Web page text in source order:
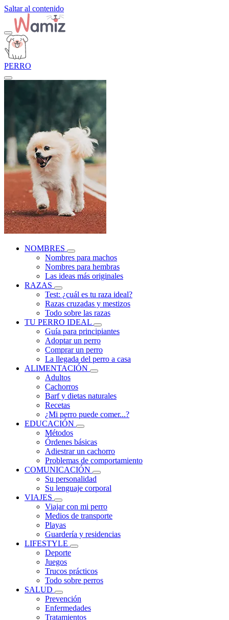
Saltar al contenido
PERRO
NOMBRES
Nombres para machos
Nombres para hembras
Las ideas más originales
RAZAS
Test: ¿cuál es tu raza ideal?
Razas cruzadas y mestizos
Todo sobre las razas
TU PERRO IDEAL
Guía para principiantes
Adoptar un perro
Comprar un perro
La llegada del perro a casa
ALIMENTACIÓN
Adultos
Cachorros
Barf y dietas naturales
Recetas
¿Mi perro puede comer...?
EDUCACIÓN
Métodos
Órdenes básicas
Adiestrar un cachorro
Problemas de comportamiento
COMUNICACIÓN
Su personalidad
Su lenguaje corporal
VIAJES
Viajar con mi perro
Medios de transporte
Playas
Guardería y residencias
LIFESTYLE
Deporte
Juegos
Trucos prácticos
Todo sobre perros
SALUD
Prevención
Enfermedades
Tratamientos